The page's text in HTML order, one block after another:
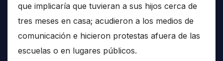
que implicaría que tuvieran a sus hijos cerca de
tres meses en casa; acudieron a los medios de
comunicación e hicieron protestas afuera de las
escuelas o en lugares públicos.